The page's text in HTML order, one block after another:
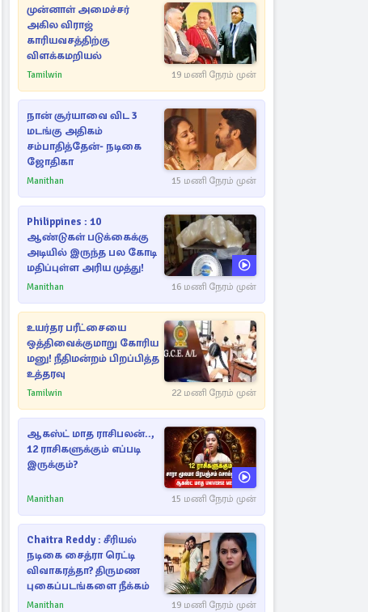
முன்னாள் அமைச்சர்
அகில விராஜ்
காரியவசத்திற்கு
விளக்கமறியல்
Tamilwin 19 மணி நேரம் முன்
நான் சூர்யாவை விட 3
மடங்கு அதிகம்
சம்பாதித்தேன்- நடிகை
ஜோதிகா
Manithan 15 மணி நேரம் முன்
Philippines : 10
ஆண்டுகள் படுக்கைக்கு
அடியில் இருந்த பல கோடி
மதிப்புள்ள அரிய முத்து!
Manithan 16 மணி நேரம் முன்
உயர்தர பரீட்சையை
ஒத்திவைக்குமாறு கோரிய
மனு! நீதிமன்றம் பிறப்பித்த
உத்தரவு
Tamilwin 22 மணி நேரம் முன்
ஆகஸ்ட் மாத ராசிபலன்..,
12 ராசிகளுக்கும் எப்படி
இருக்கும்?
Manithan 15 மணி நேரம் முன்
Chaitra Reddy : சீரியல்
நடிகை சைத்ரா ரெட்டி
விவாகரத்தா? திருமண
புகைப்படங்களை நீக்கம்
Manithan 19 மணி நேரம் முன்